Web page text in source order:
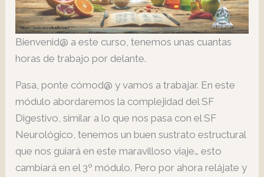
Bienvenid@ a este curso, tenemos unas cuantas
horas de trabajo por delante.
Pasa, ponte cómod@ y vamos a trabajar. En este
módulo abordaremos la complejidad del SF
Digestivo, similar a lo que nos pasa con el SF
Neurológico, tenemos un buen sustrato estructural
que nos guiará en este maravilloso viaje… esto
cambiará en el 3º módulo. Pero por ahora relájate y